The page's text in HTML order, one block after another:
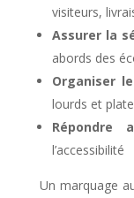
visiteurs,
Assurer la
abords des
Organiser
lourds et
Répondre
l’accessibilité
Un marquage